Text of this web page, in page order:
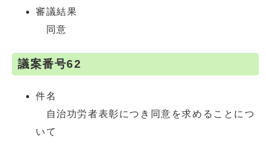
審議結果
同意
議案番号62
件名
自治功労者表彰につき同意を求めることにつ
いて